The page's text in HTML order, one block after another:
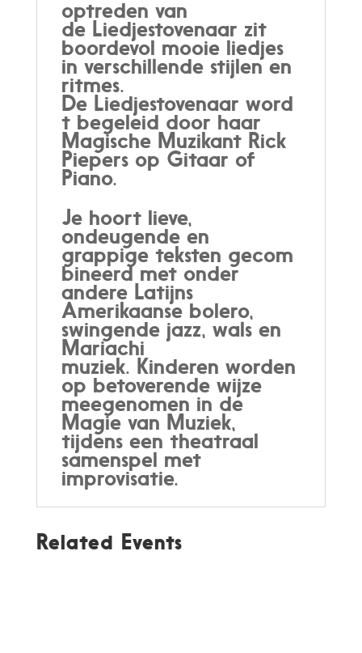
optreden van
de Liedjestovenaar zit
boordevol mooie liedjes
in verschillende stijlen en
ritmes.
De Liedjestovenaar word
t begeleid door haar
Magische Muzikant Rick
Piepers op Gitaar of
Piano.
Je hoort lieve,
ondeugende en
grappige teksten gecom
bineerd met onder
andere Latijns
Amerikaanse bolero,
swingende jazz, wals en
Mariachi
muziek. Kinderen worden
op betoverende wijze
meegenomen in de
Magie van Muziek,
tijdens een theatraal
samenspel met
improvisatie.
Related Events